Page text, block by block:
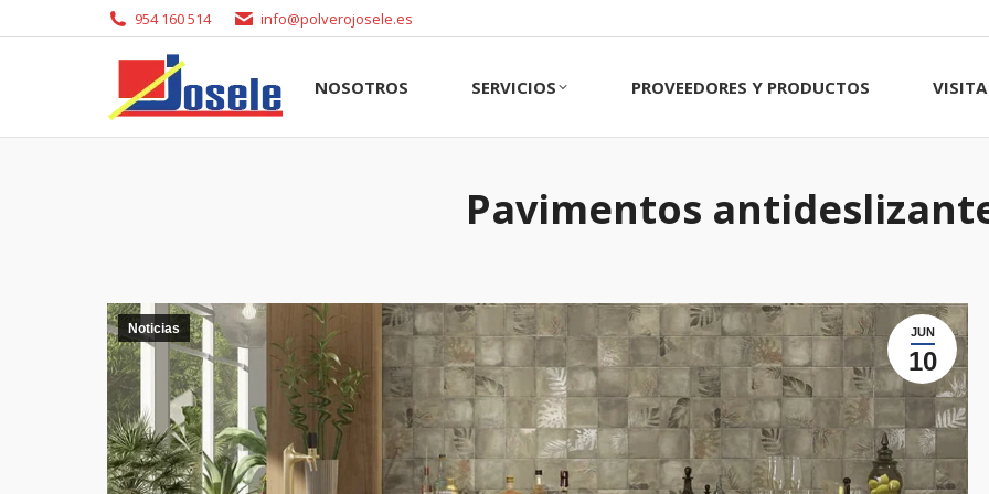
954 160 514 info@polverojosele.es
NOSOTROS SERVICIOS PROVEEDORES Y PRODUCTOS VISITA
Pavimentos
JUN
10
Noticias
NOSOTROS SERVICIOS PROVEEDORES Y PRODUCTOS VISITA